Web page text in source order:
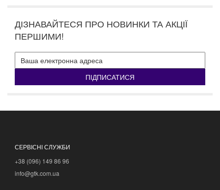
ДІЗНАВАЙТЕСЯ ПРО НОВИНКИ ТА АКЦІЇ
ПЕРШИМИ!
ПІДПИСАТИСЯ
СЕРВІСНІ СЛУЖБИ
+38 (096) 149 86 96
info@gtk.com.ua